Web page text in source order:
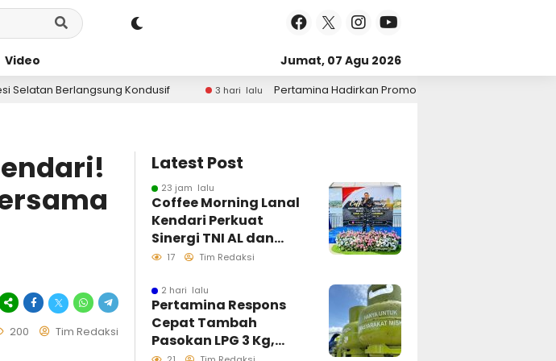
Video Jumat, 07 Agu 2026
3 hari lalu
Pertamina Hadirkan Promo BrightGas di Car Free Day, Dukung LPG 3 Kg Tepat
200 Tim Redaksi
Latest Post
23 jam lalu
Coffee Morning Lanal
Kendari Perkuat
Sinergi TNI AL dan
Insan Pers Wujudkan
17 Tim Redaksi
2 hari lalu
Pertamina Respons
Cepat Tambah
Pasokan LPG 3 Kg,